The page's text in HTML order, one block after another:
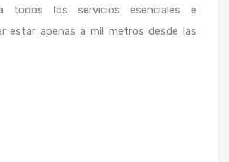
todos los servicios esenciales e
estar apenas a mil metros desde las